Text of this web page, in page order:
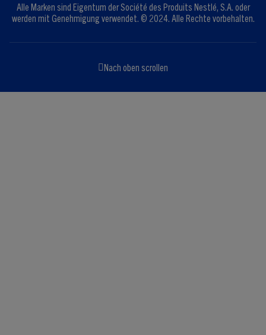
Alle Marken sind Eigentum der Société des Produits Nestlé, S.A. oder
werden mit Genehmigung verwendet. © 2024. Alle Rechte vorbehalten.
Nach oben scrollen